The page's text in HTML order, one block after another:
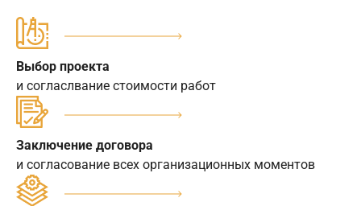
Выбор проекта
и согласлвание стоимости работ
Заключение договора
и согласование всех организационных моментов